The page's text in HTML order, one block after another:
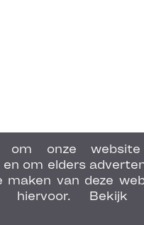
om onze
om elders
van deze
hiervoor. Bekijk